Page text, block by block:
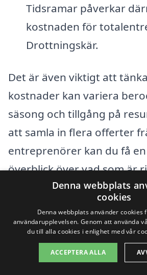
Tidsramar påverkar
kostnaden för
Drottningskär.
Det är även viktigt att
kostnader kan variera
säsong och tillgång på
att samla in flera offerter
entreprenörer kan du få
överblick över vad som är
specifika fall. Med
tjänster och priser från
specialiserade på
Drottningskär. Att göra en
Denna webbplats
cookies
Denna webbplats använder
användarupplevelsen. Genom att använda
du till alla cookies i enlighet med vår
ACCEPTERA ALLA